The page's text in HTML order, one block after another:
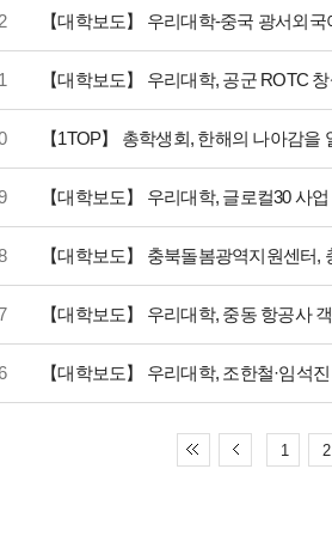
【대학보도】 우리대학-중국 광서외
【대학보도】 우리대학, 공군 ROTC
【1TOP】 총학생회, 한해의 나아감을
【대학보도】 우리대학, 글로컬30 사
【대학보도】 충북돌봄광역지원센터
【대학보도】 우리대학, 중동 항공사
【대학보도】 우리대학, 조한철·임석
1 2